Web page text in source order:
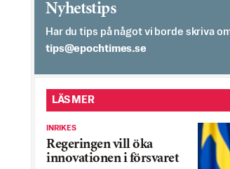
Nyhetstips
Har du tips på något vi borde skriva
es.semithcope@spit
LÄS MER
INRIKES
Regeringen vill öka
innovationen i försvaret